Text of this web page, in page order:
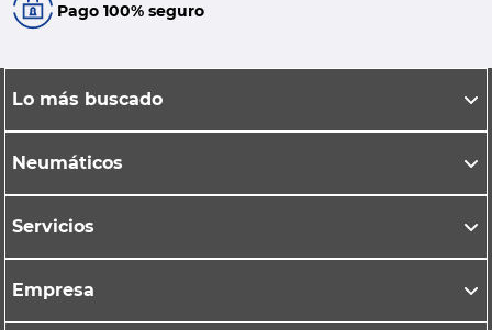
Pago 100% seguro
Lo más buscado
Neumáticos
Servicios
Empresa